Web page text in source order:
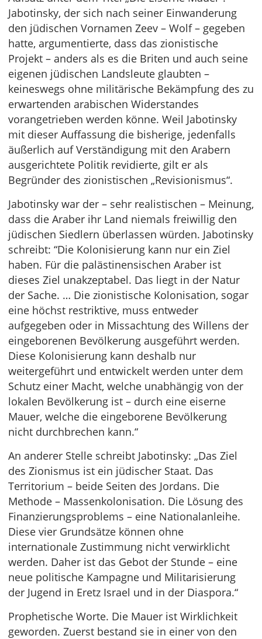
Jabotinsky, der sich nach seiner Einwanderung
den jüdischen Vornamen Zeev – Wolf – gegeben
hatte, argumentierte, dass das zionistische
Projekt – anders als es die Briten und auch seine
eigenen jüdischen Landsleute glaubten –
keineswegs ohne militärische Bekämpfung des zu
erwartenden arabischen Widerstandes
vorangetrieben werden könne. Weil Jabotinsky
mit dieser Auffassung die bisherige, jedenfalls
äußerlich auf Verständigung mit den Arabern
ausgerichtete Politik revidierte, gilt er als
Begründer des zionistischen „Revisionismus“.
Jabotinsky war der – sehr realistischen – Meinung,
dass die Araber ihr Land niemals freiwillig den
jüdischen Siedlern überlassen würden. Jabotinsky
schreibt: “Die Kolonisierung kann nur ein Ziel
haben. Für die palästinensischen Araber ist
dieses Ziel unakzeptabel. Das liegt in der Natur
der Sache. … Die zionistische Kolonisation, sogar
eine höchst restriktive, muss entweder
aufgegeben oder in Missachtung des Willens der
eingeborenen Bevölkerung ausgeführt werden.
Diese Kolonisierung kann deshalb nur
weitergeführt und entwickelt werden unter dem
Schutz einer Macht, welche unabhängig von der
lokalen Bevölkerung ist – durch eine eiserne
Mauer, welche die eingeborene Bevölkerung
nicht durchbrechen kann.“
An anderer Stelle schreibt Jabotinsky: „Das Ziel
des Zionismus ist ein jüdischer Staat. Das
Territorium – beide Seiten des Jordans. Die
Methode – Massenkolonisation. Die Lösung des
Finanzierungsproblems – eine Nationalanleihe.
Diese vier Grundsätze können ohne
internationale Zustimmung nicht verwirklicht
werden. Daher ist das Gebot der Stunde – eine
neue politische Kampagne und Militarisierung
der Jugend in Eretz Israel und in der Diaspora.“
Prophetische Worte. Die Mauer ist Wirklichkeit
geworden. Zuerst bestand sie in einer von den